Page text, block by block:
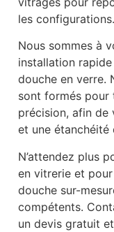
les configurations.
Nous sommes à
installation
douche en verre.
sont formés pour
précision, afin
et une étanchéité
N’attendez plus
en vitrerie et
douche sur-
compétents.
un devis gratuit